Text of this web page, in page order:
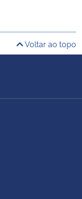
Voltar ao topo